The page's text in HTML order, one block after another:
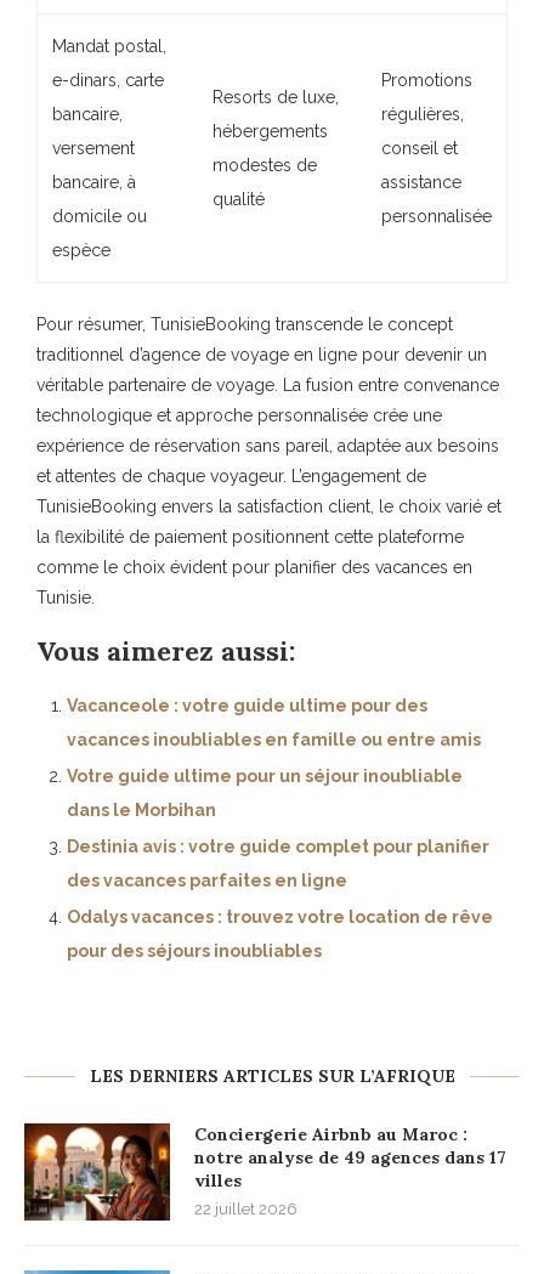
Mandat postal,
e-dinars, carte
bancaire,
versement
bancaire, à
domicile ou
espèce
Resorts de luxe,
hébergements
modestes de
qualité
Promotions
régulières,
conseil et
assistance
personnalisée
Pour résumer, TunisieBooking transcende le concept
traditionnel d’agence de voyage en ligne pour devenir un
véritable partenaire de voyage. La fusion entre convenance
technologique et approche personnalisée crée une
expérience de réservation sans pareil, adaptée aux besoins
et attentes de chaque voyageur. L’engagement de
TunisieBooking envers la satisfaction client, le choix varié et
la flexibilité de paiement positionnent cette plateforme
comme le choix évident pour planifier des vacances en
Tunisie.
Vous aimerez aussi:
Vacanceole : votre guide ultime pour des
vacances inoubliables en famille ou entre amis
Votre guide ultime pour un séjour inoubliable
dans le Morbihan
Destinia avis : votre guide complet pour planifier
des vacances parfaites en ligne
Odalys vacances : trouvez votre location de rêve
pour des séjours inoubliables
LES DERNIERS ARTICLES SUR L’AFRIQUE
Conciergerie Airbnb au Maroc :
notre analyse de 49 agences dans 17
villes
22 juillet 2026